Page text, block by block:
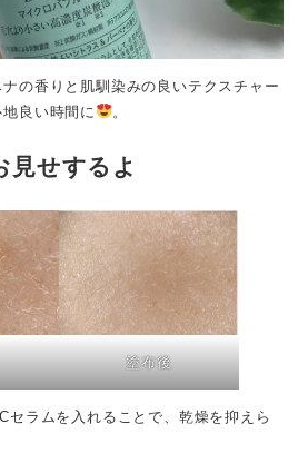
の香りと肌馴染みの良いテクスチャー
良い時間に
。
見せするよ
塗布後
セラムを入れることで、乾燥を抑えら